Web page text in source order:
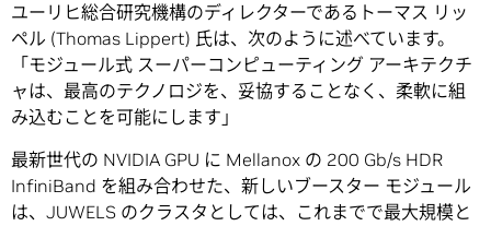
ユーリヒ総合研究機構のディレクターであるトーマス リッ
ペル (Thomas Lippert) 氏は、次のように述べています。
「モジュール式 スーパーコンピューティング アーキテクチ
ャは、最高のテクノロジを、妥協することなく、柔軟に組
み込むことを可能にします」
最新世代の NVIDIA GPU に Mellanox の 200 Gb/s HDR
InfiniBand を組み合わせた、新しいブースター モジュール
は、JUWELS のクラスタとしては、これまでで最大規模と